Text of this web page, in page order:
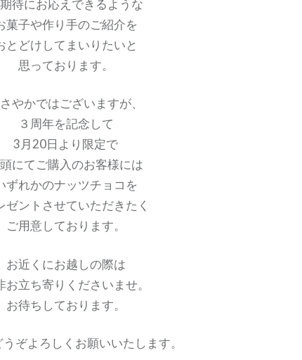
待にお応えできるような
菓子や作り手のご紹介を
とどけしてまいりたいと
思っております。
やかではございますが、
３周年を記念して
3月20日より限定で
にてご購入のお客様には
ずれかのナッツチョコを
ゼントさせていただきたく
ご用意しております。
お近くにお越しの際は
お立ち寄りくださいませ。
お待ちしております。
ぞよろしくお願いいたします。